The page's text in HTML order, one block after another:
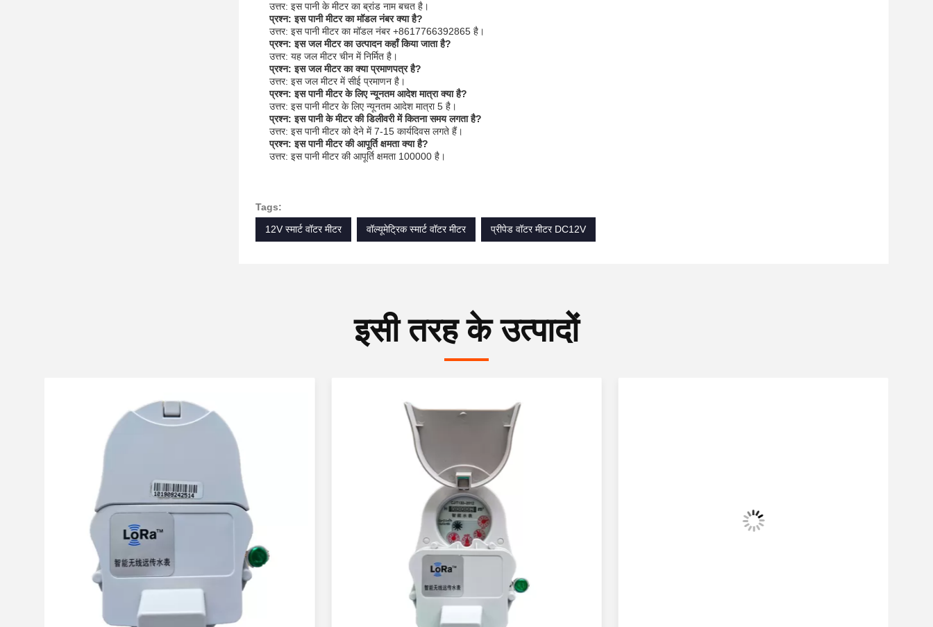
उत्तर: इस पानी के मीटर का ब्रांड नाम बचत है।
प्रश्न: इस पानी मीटर का मॉडल नंबर क्या है?
उत्तर: इस पानी मीटर का मॉडल नंबर +8617766392865 है।
प्रश्न: इस जल मीटर का उत्पादन कहाँ किया जाता है?
उत्तर: यह जल मीटर चीन में निर्मित है।
प्रश्न: इस जल मीटर का क्या प्रमाणपत्र है?
उत्तर: इस जल मीटर में सीई प्रमाणन है।
प्रश्न: इस पानी मीटर के लिए न्यूनतम आदेश मात्रा क्या है?
उत्तर: इस पानी मीटर के लिए न्यूनतम आदेश मात्रा 5 है।
प्रश्न: इस पानी के मीटर की डिलीवरी में कितना समय लगता है?
उत्तर: इस पानी मीटर को देने में 7-15 कार्यदिवस लगते हैं।
प्रश्न: इस पानी मीटर की आपूर्ति क्षमता क्या है?
उत्तर: इस पानी मीटर की आपूर्ति क्षमता 100000 है।
Tags:
12V स्मार्ट वॉटर मीटर
वॉल्यूमेट्रिक स्मार्ट वॉटर मीटर प्रीपेड वॉटर मीटर DC12V
इसी तरह के उत्पादों